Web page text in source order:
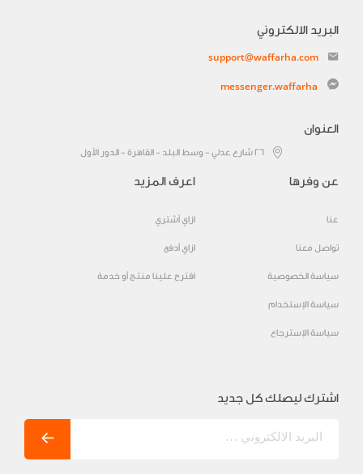
البريد الالكتروني
support@waffarha.com
messenger.waffarha
العنوان
٢٦ شارع عدلي - وسط البلد - القاهرة - الدور الأول
عن وفرها
عنا
تواصل معنا
سياسة الخصوصية
سياسة الإستخدام
سياسة الإسترجاع
اعرف المزيد
ازاي أشتري
ازاي أدفع
اقترح علينا منتج أو خدمة
اشترك ليصلك كل جديد